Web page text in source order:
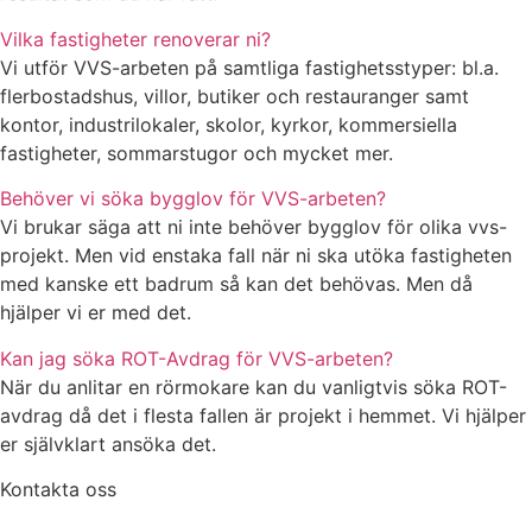
Vilka fastigheter renoverar ni?
Vi utför VVS-arbeten på samtliga fastighetsstyper: bl.a.
flerbostadshus, villor, butiker och restauranger samt
kontor, industrilokaler, skolor, kyrkor, kommersiella
fastigheter, sommarstugor och mycket mer.
Behöver vi söka bygglov för VVS-arbeten?
Vi brukar säga att ni inte behöver bygglov för olika vvs-
projekt. Men vid enstaka fall när ni ska utöka fastigheten
med kanske ett badrum så kan det behövas. Men då
hjälper vi er med det.
Kan jag söka ROT-Avdrag för VVS-arbeten?
När du anlitar en rörmokare kan du vanligtvis söka ROT-
avdrag då det i flesta fallen är projekt i hemmet. Vi hjälper
er självklart ansöka det.
Kontakta oss